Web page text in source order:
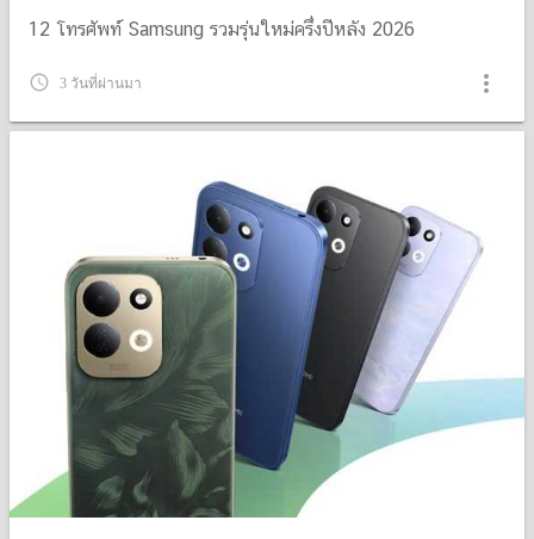
12 โทรศัพท์ Samsung รวมรุ่นใหม่ครึ่งปีหลัง 2026
query_builder 3 วันที่ผ่านมา more_vert